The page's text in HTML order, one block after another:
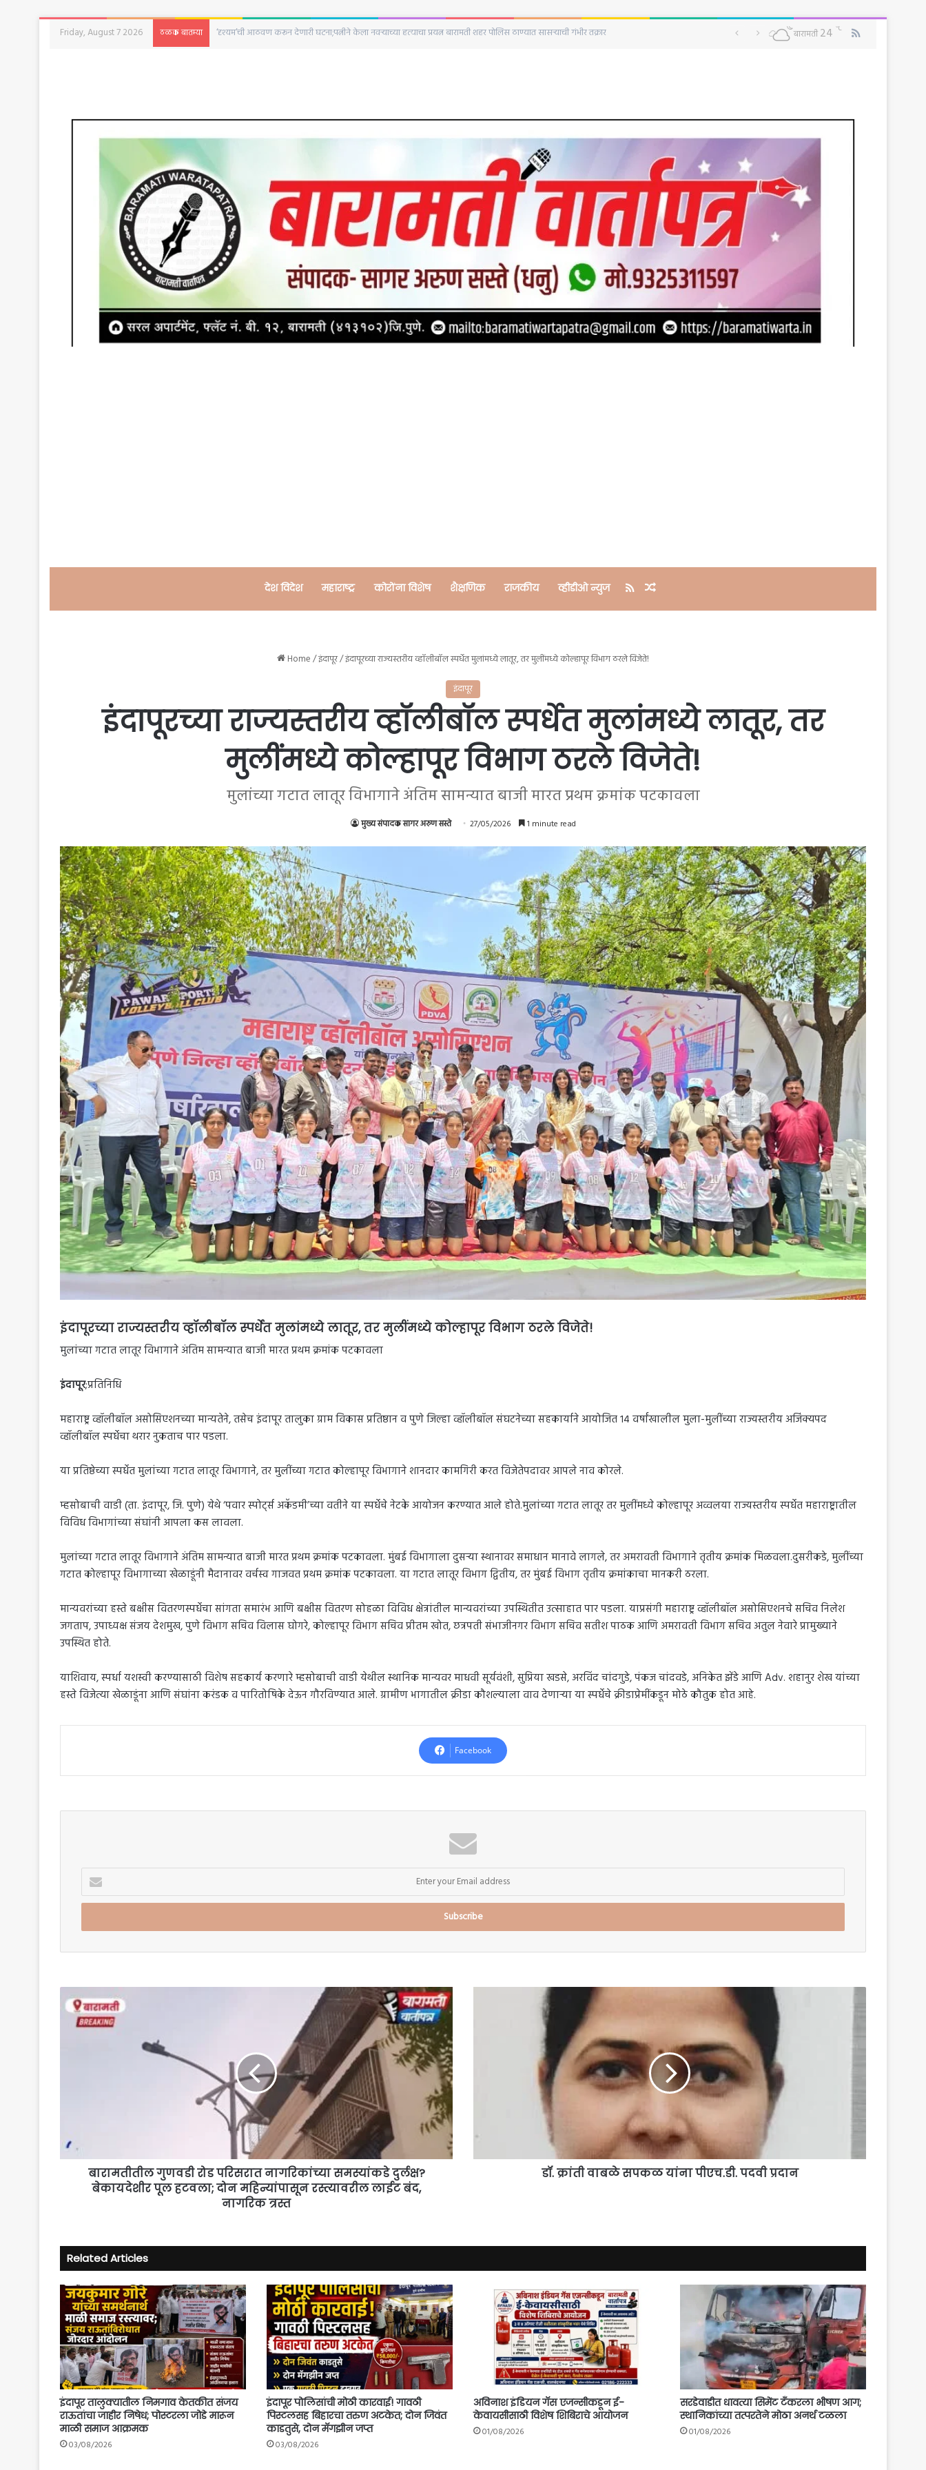
Friday, August 7 2026 ठळक बातम्या ‘दृश्यम’ची आठवण करून देणारी घटना;पत्नीने केला नवऱ्याच्या हत्याचा प्रयत्न बारामती शहर पोलिस ठाण्यात सासऱ्याची गंभीर तक्रार बारामती 24 ℃ RSS
देश विदेश महाराष्ट्र कोरोंना विशेष शैक्षणिक राजकीय व्हीडीओ न्युज RSS Random Article
Home/इंदापूर/इंदापूरच्या राज्यस्तरीय व्हॉलीबॉल स्पर्धेत मुलांमध्ये लातूर, तर मुलींमध्ये कोल्हापूर विभाग ठरले विजेते!
इंदापूर
इंदापूरच्या राज्यस्तरीय व्हॉलीबॉल स्पर्धेत मुलांमध्ये लातूर, तर
मुलींमध्ये कोल्हापूर विभाग ठरले विजेते!
मुलांच्या गटात लातूर विभागाने अंतिम सामन्यात बाजी मारत प्रथम क्रमांक पटकावला
मुख्य संपादक सागर अरुण सस्ते 27/05/2026 1 minute read
इंदापूरच्या राज्यस्तरीय व्हॉलीबॉल स्पर्धेत मुलांमध्ये लातूर, तर मुलींमध्ये कोल्हापूर विभाग ठरले विजेते!
मुलांच्या गटात लातूर विभागाने अंतिम सामन्यात बाजी मारत प्रथम क्रमांक पटकावला
इंदापूर;प्रतिनिधि
महाराष्ट्र व्हॉलीबॉल असोसिएशनच्या मान्यतेने, तसेच इंदापूर तालुका ग्राम विकास प्रतिष्ठान व पुणे जिल्हा व्हॉलीबॉल संघटनेच्या सहकार्याने आयोजित १४ वर्षांखालील मुला-मुलींच्या राज्यस्तरीय अजिंक्यपद
व्हॉलीबॉल स्पर्धेचा थरार नुकताच पार पडला.
या प्रतिष्ठेच्या स्पर्धेत मुलांच्या गटात लातूर विभागाने, तर मुलींच्या गटात कोल्हापूर विभागाने शानदार कामगिरी करत विजेतेपदावर आपले नाव कोरले.
म्हसोबाची वाडी (ता. इंदापूर, जि. पुणे) येथे ‘पवार स्पोर्ट्स अकॅडमी’च्या वतीने या स्पर्धेचे नेटके आयोजन करण्यात आले होते.मुलांच्या गटात लातूर तर मुलींमध्ये कोल्हापूर अव्वलया राज्यस्तरीय स्पर्धेत महाराष्ट्रातील
विविध विभागांच्या संघांनी आपला कस लावला.
मुलांच्या गटात लातूर विभागाने अंतिम सामन्यात बाजी मारत प्रथम क्रमांक पटकावला. मुंबई विभागाला दुसऱ्या स्थानावर समाधान मानावे लागले, तर अमरावती विभागाने तृतीय क्रमांक मिळवला.दुसरीकडे, मुलींच्या
गटात कोल्हापूर विभागाच्या खेळाडूंनी मैदानावर वर्चस्व गाजवत प्रथम क्रमांक पटकावला. या गटात लातूर विभाग द्वितीय, तर मुंबई विभाग तृतीय क्रमांकाचा मानकरी ठरला.
मान्यवरांच्या हस्ते बक्षीस वितरणस्पर्धेचा सांगता समारंभ आणि बक्षीस वितरण सोहळा विविध क्षेत्रांतील मान्यवरांच्या उपस्थितीत उत्साहात पार पडला. याप्रसंगी महाराष्ट्र व्हॉलीबॉल असोसिएशनचे सचिव निलेश
जगताप, उपाध्यक्ष संजय देशमुख, पुणे विभाग सचिव विलास घोगरे, कोल्हापूर विभाग सचिव प्रीतम खोत, छत्रपती संभाजीनगर विभाग सचिव सतीश पाठक आणि अमरावती विभाग सचिव अतुल नेवारे प्रामुख्याने
उपस्थित होते.
याशिवाय, स्पर्धा यशस्वी करण्यासाठी विशेष सहकार्य करणारे म्हसोबाची वाडी येथील स्थानिक मान्यवर माधवी सूर्यवंशी, सुप्रिया खडसे, अरविंद चांदगुडे, पंकज चांदवडे, अनिकेत झेंडे आणि Adv. शहानुर शेख यांच्या
हस्ते विजेत्या खेळाडूंना आणि संघांना करंडक व पारितोषिके देऊन गौरविण्यात आले. ग्रामीण भागातील क्रीडा कौशल्याला वाव देणाऱ्या या स्पर्धेचे क्रीडाप्रेमींकडून मोठे कौतुक होत आहे.
Facebook
Enter
your
Email
गुणवडी
दोन
महिन्यांपासून
रस्त्यावरीलबारामतीतील गुणवडी रोड परिसरात नागरिकांच्या समस्यांकडे दुर्लक्ष?
बेकायदेशीर पूल हटवला; दोन महिन्यांपासून रस्त्यावरील लाईट बंद,
नागरिक त्रस्त
डॉ. क्रांती वाबळे सपकळ यांना पीएच.डी. पदवी प्रदान
Related Articles
इंदापूर तालुक्यातील निमगाव केतकीत संजय
राऊतांचा जाहीर निषेध; पोस्टरला जोडे मारून
माळी समाज आक्रमक
03/08/2026
इंदापूर पोलिसांची मोठी कारवाई! गावठी
पिस्टलसह बिहारचा तरुण अटकेत; दोन जिवंत
काडतुसे, दोन मॅगझीन जप्त
03/08/2026
अविनाश इंडियन गॅस एजन्सीकडून ई-
केवायसीसाठी विशेष शिबिराचे आयोजन
01/08/2026
सरडेवाडीत धावत्या सिमेंट टँकरला भीषण आग;
स्थानिकांच्या तत्परतेने मोठा अनर्थ टळला
01/08/2026